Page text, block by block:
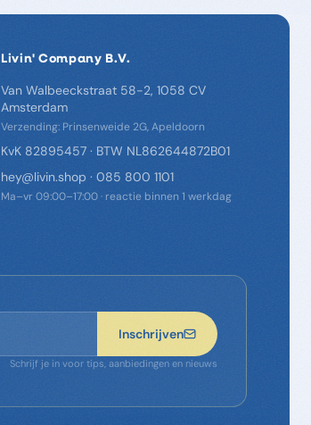
Livin' Company B.V.
Van Walbeeckstraat 58-2, 1058 CV
Amsterdam
Verzending: Prinsenweide 2G, Apeldoorn
KvK 82895457 · BTW NL862644872B01
hey@livin.shop · 085 800 1101
Ma–vr 09:00–17:00 · reactie binnen 1 werkdag
Inschrijven
Schrijf je in voor tips, aanbiedingen en nieuws